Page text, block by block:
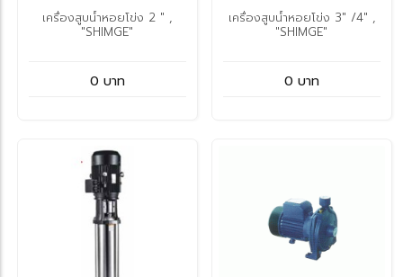
เครื่องสูบน้ำหอยโข่ง 2 " ,
"SHIMGE"
0 บาท
เครื่องสูบน้ำหอยโข่ง 3" /4" ,
"SHIMGE"
0 บาท